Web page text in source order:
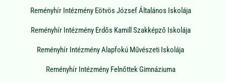
Reményhír Intézmény Eötvös József Általános Iskolája
Reményhír Intézmény Erdős Kamill Szakképző Iskolája
Reményhír Intézmény Alapfokú Művészeti Iskolája
Reményhír Intézmény Felnőttek Gimnáziuma